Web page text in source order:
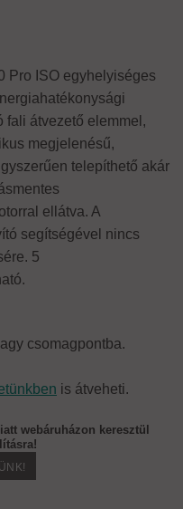
Pro ISO egyhelyiséges
fali átvezető elemmel,
megjelenésű,
telepíthető akár
ellátva. A
segítségével nincs
5
csomagpontba.
is átveheti.
webáruházon keresztül